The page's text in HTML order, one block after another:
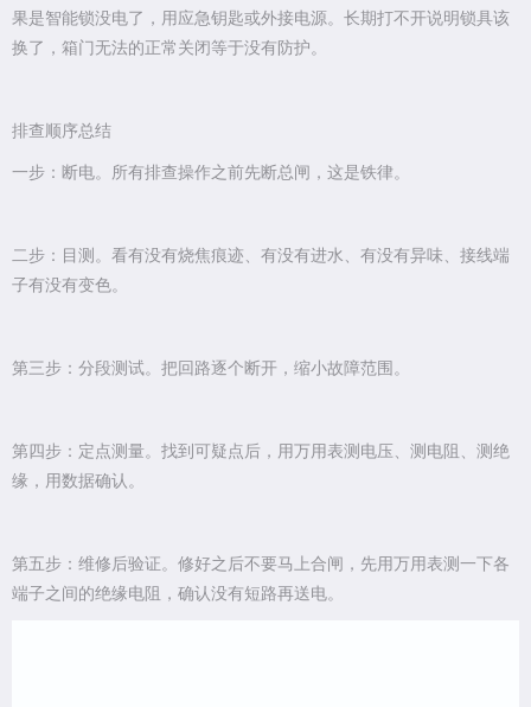
果是智能锁没电了，用应急钥匙或外接电源。长期打不开说明锁具该
换了，箱门无法的正常关闭等于没有防护。
排查顺序总结
一步：断电。所有排查操作之前先断总闸，这是铁律。
二步：目测。看有没有烧焦痕迹、有没有进水、有没有异味、接线端
子有没有变色。
第三步：分段测试。把回路逐个断开，缩小故障范围。
第四步：定点测量。找到可疑点后，用万用表测电压、测电阻、测绝
缘，用数据确认。
第五步：维修后验证。修好之后不要马上合闸，先用万用表测一下各
端子之间的绝缘电阻，确认没有短路再送电。